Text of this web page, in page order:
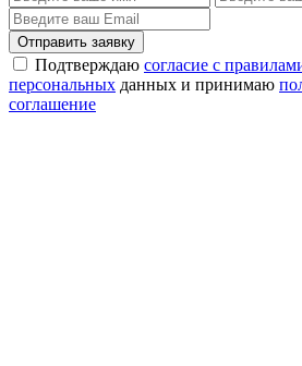
Отправить заявку
Подтверждаю согласие с
персональных данных и принимаю
соглашение